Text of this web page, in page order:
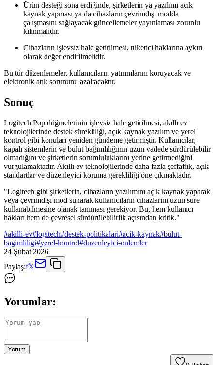
Ürün desteği sona erdiğinde, şirketlerin ya yazılımı açık
kaynak yapması ya da cihazların çevrimdışı modda
çalışmasını sağlayacak güncellemeler yayınlaması zorunlu
kılınmalıdır.
Cihazların işlevsiz hale getirilmesi, tüketici haklarına aykırı
olarak değerlendirilmelidir.
Bu tür düzenlemeler, kullanıcıların yatırımlarını koruyacak ve
elektronik atık sorununu azaltacaktır.
Sonuç
Logitech Pop düğmelerinin işlevsiz hale getirilmesi, akıllı ev
teknolojilerinde destek sürekliliği, açık kaynak yazılım ve yerel
kontrol gibi konuları yeniden gündeme getirmiştir. Kullanıcılar,
kapalı sistemlerin ve bulut bağımlılığının uzun vadede sürdürülebilir
olmadığını ve şirketlerin sorumluluklarını yerine getirmediğini
vurgulamaktadır. Akıllı ev teknolojilerinde daha fazla şeffaflık, açık
standartlar ve düzenleyici koruma gerekliliği öne çıkmaktadır.
"Logitech gibi şirketlerin, cihazların yazılımını açık kaynak yaparak
veya çevrimdışı mod sunarak kullanıcıların cihazlarını uzun süre
kullanabilmesine olanak tanıması gerekiyor. Bu, hem kullanıcı
hakları hem de çevresel sürdürülebilirlik açısından kritik."
#akilli-ev#logitech#destek-politikalari#acik-kaynak#bulut-
bagimliligi#yerel-kontrol#duzenleyici-onlemler
24 Şubat 2026
Paylaş:f𝕏
Yorumlar:
Yorum